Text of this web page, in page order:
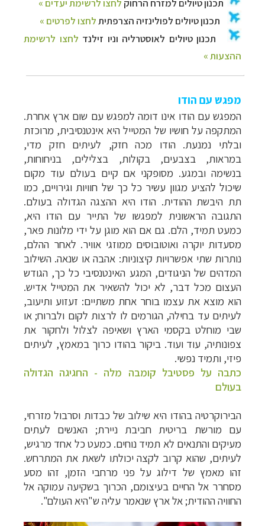
מפגש עם הודו
המפגש עם הודו אינו דומה למפגש עם שום ארץ אחרת.
המתקפה על חושיו של המטייל היא אינטנסיבית, מרוכזת
ובלתי נמנעת. הודו מכה חזק, לעיתים חזק מדי,
במראות, בצבעים, בקולות, בצלילים, בניחוחות,
בנשימה ובמגע. מסופקני אם קיים בעולם עוד מקום
שיכול להציע מגוון עשיר כל כך של חוויות וגירויים, כמו
תת היבשת ההודית. הודו היא ההצגה הגדולה בעולם.
התגובה הראשונית למפגשו של התייר עם הודו היא,
כמעט תמיד, הלם. גם אם הוא מוגן על ידי מלונות פאר,
מסעדות יוקרה ואוטובוסים ממוזגי אוויר. לאחר ההלם,
נותרות שתי אפשרויות קיצוניות: אהבה או שנאה. השילוב
המדהים של הניגודים, המגע האינטנסיבי כל כך, הגודש
העצום מכל דבר, לא יכול להשאיר את המטייל אדיש.
הוא מוצא את עצמו בוחר אחת משתיים: זעזוע ותיעוב,
לעיתים עד בחילה, הגורמים לו לרצות לקום ולברוח; או
שבי מוחלט בקסמי הארץ ושאיפה לצלול ולחקור את
צפונותיה, עוד ועוד. ביקור בהודו כרוך במאמץ, לעיתים
פיזי, ותמיד נפשי.
כתבה על פסטיבל קומבה מלה - החגיגה הגדולה
בעולם
הבירוקרטיה בהודו היא שילוב של כבדות וסרבול מזרחי,
עם מורשת בריטית חביבת ניירת; האנשים לעתים
מעיקים והתנאים לא תמיד נוחים. כמעט כל אחד מרגיש,
לעיתים, שהוא קרוב לקצה יכולתו לשאת את המתרחש.
זהו מאמץ של דילוג על פני מרחבי הזמן, זהו מסע
מסחרר אל החיים בעיצומם, הכרוך בשקיעה עמוקה אל
החוויה ההודית; אל ארץ שנאמר עליה ש"היא העולם".